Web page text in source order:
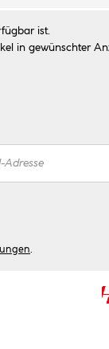
ist.
in gewünschter